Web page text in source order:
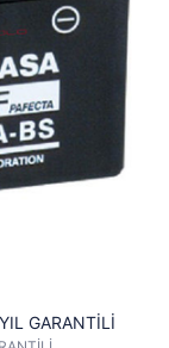
GARANTİLİ